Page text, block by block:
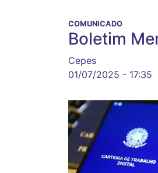
COMUNICADO
Boletim
Cepes
01/07/2025 - 17:35